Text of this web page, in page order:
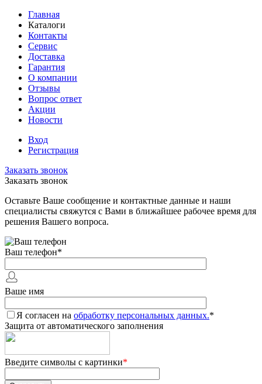
Главная
Каталоги
Контакты
Сервис
Доставка
Гарантия
О компании
Отзывы
Вопрос ответ
Акции
Новости
Вход
Регистрация
Заказать звонок
Заказать звонок
Оставьте Ваше сообщение и контактные данные и наши
специалисты свяжутся с Вами в ближайшее рабочее время для
решения Вашего вопроса.
Ваш телефон*
Ваше имя
Я согласен на обработку персональных данных.*
Защита от автоматического заполнения
Введите символы с картинки*